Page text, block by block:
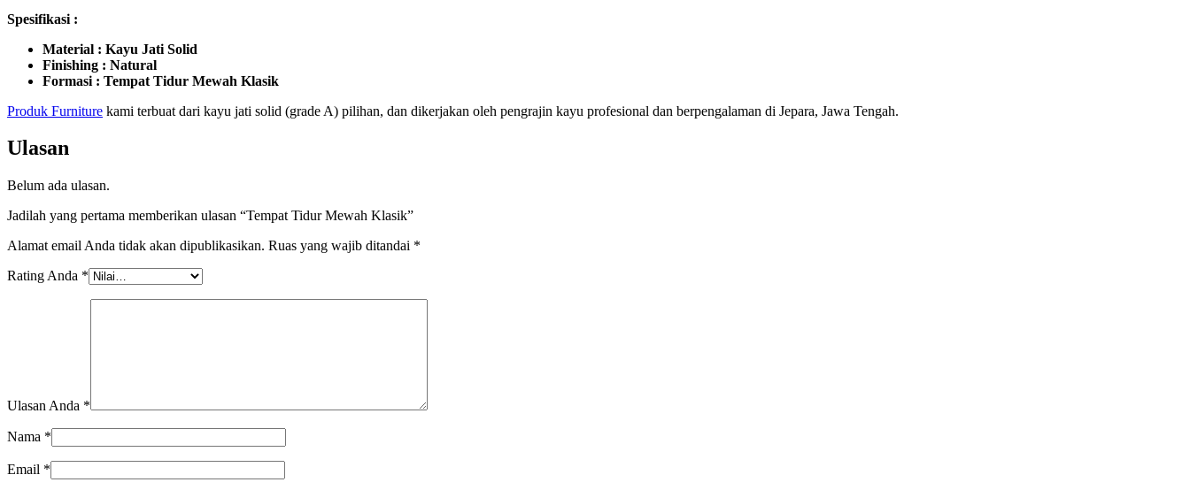
Spesifikasi :
Material : Kayu Jati Solid
Finishing : Natural
Formasi : Tempat Tidur Mewah Klasik
Produk Furniture kami terbuat dari kayu jati solid (grade A) pilihan, dan dikerjakan oleh pengrajin kayu profesional dan berpengalaman di Jepara, Jawa Tengah.
Ulasan
Belum ada ulasan.
Jadilah yang pertama memberikan ulasan “Tempat Tidur Mewah Klasik”
Alamat email Anda tidak akan dipublikasikan. Ruas yang wajib ditandai *
Rating Anda *
Ulasan Anda *
Nama *
Email *